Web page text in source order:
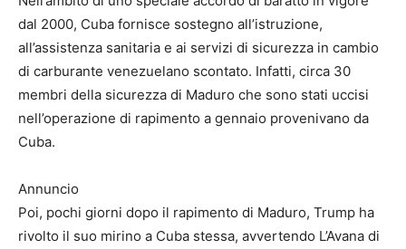
dal 2000, Cuba fornisce sostegno all’istruzione,
all’assistenza sanitaria e ai servizi di sicurezza in cambio
di carburante venezuelano scontato. Infatti, circa 30
membri della sicurezza di Maduro che sono stati uccisi
nell’operazione di rapimento a gennaio provenivano da
Cuba.
Annuncio
Poi, pochi giorni dopo il rapimento di Maduro, Trump ha
rivolto il suo mirino a Cuba stessa, avvertendo L’Avana di